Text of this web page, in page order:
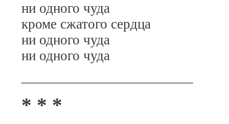
ни одного чуда
кроме сжатого сердца
ни одного чуда
ни одного чуда
* * *